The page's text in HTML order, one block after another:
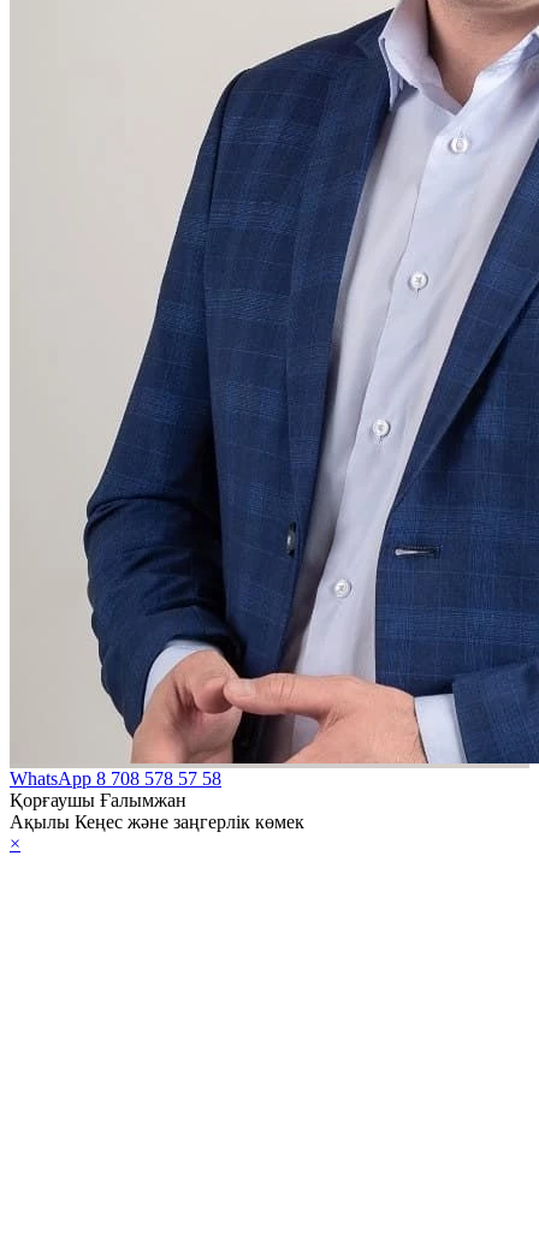
WhatsApp 8 708 578 57 58
Қорғаушы Ғалымжан
Ақылы Кеңес және заңгерлік көмек
×